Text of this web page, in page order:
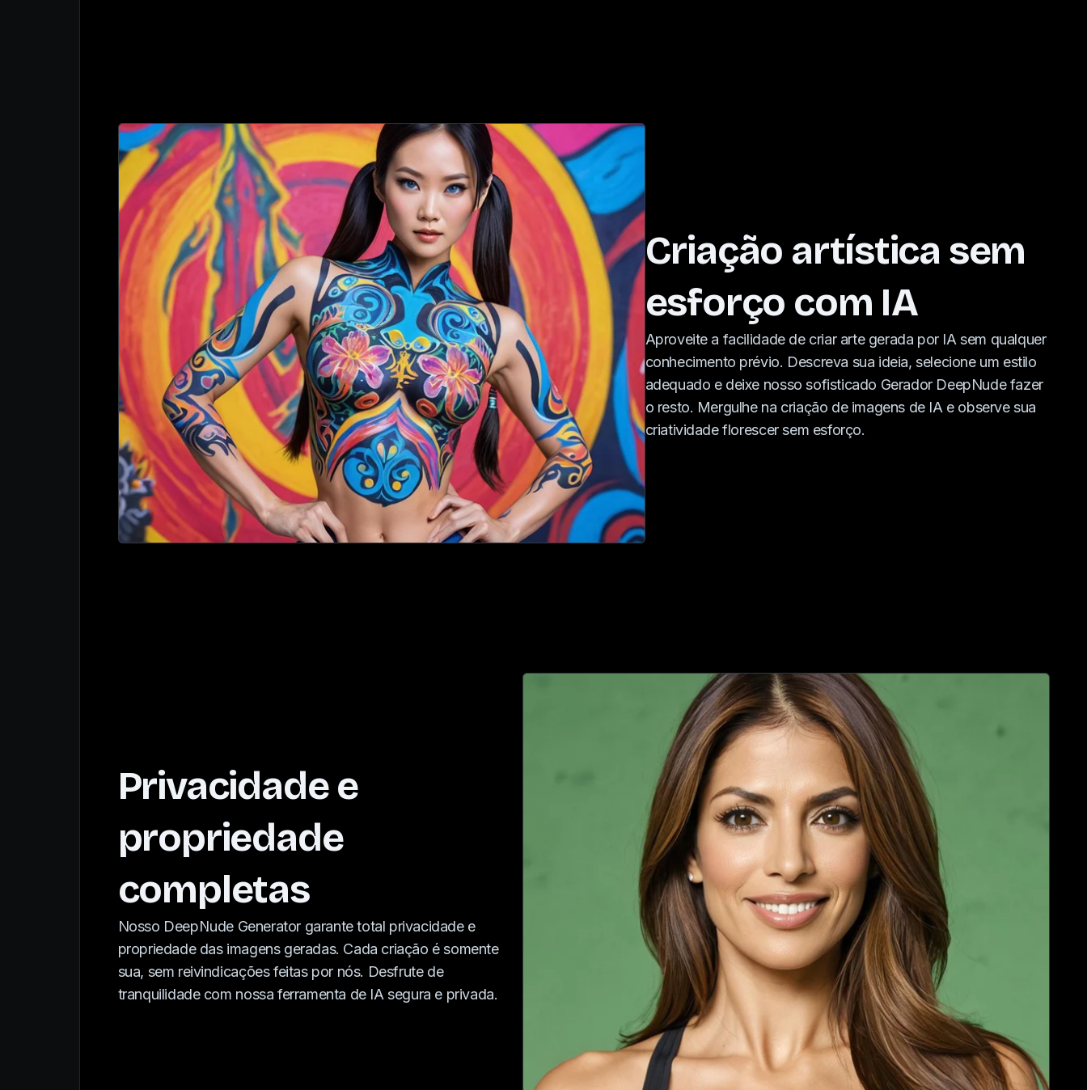
Criação artística sem
esforço com IA
Aproveite a facilidade de criar arte gerada por IA sem qualquer
conhecimento prévio. Descreva sua ideia, selecione um estilo
adequado e deixe nosso sofisticado Gerador DeepNude fazer
o resto. Mergulhe na criação de imagens de IA e observe sua
criatividade florescer sem esforço.
Privacidade e
propriedade
completas
Nosso DeepNude Generator garante total privacidade e
propriedade das imagens geradas. Cada criação é somente
sua, sem reivindicações feitas por nós. Desfrute de
tranquilidade com nossa ferramenta de IA segura e privada.